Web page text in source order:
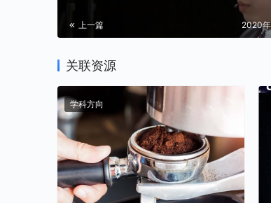
上一篇 2020年
关联资源
学科方向